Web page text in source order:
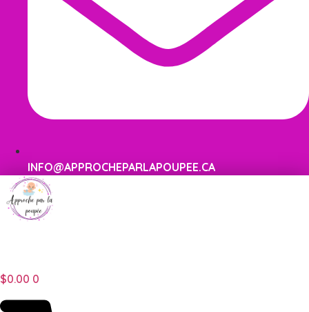
INFO@APPROCHEPARLAPOUPEE.CA
$0.00 0